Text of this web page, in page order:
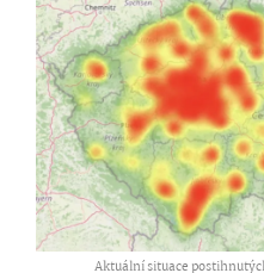
Aktuální situace